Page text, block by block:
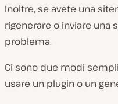
Inoltre, se avete una
rigenerare o inviare una
problema.
Ci sono due modi
usare un plugin o un